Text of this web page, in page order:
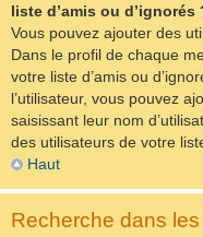
liste d’amis ou d’ignorés
Vous pouvez ajouter des
Dans le profil de chaque
votre liste d’amis ou
l’utilisateur, vous pouvez
saisissant leur nom
des utilisateurs de votre
Haut
Recherche dans